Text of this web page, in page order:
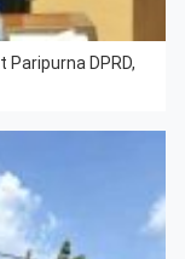
Paripurna DPRD,